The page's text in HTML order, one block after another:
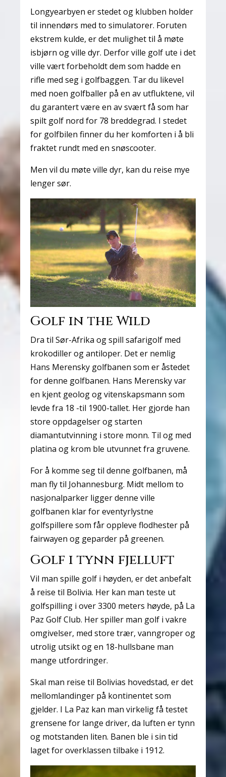
Longyearbyen er stedet og klubben holder
til innendørs med to simulatorer. Foruten
ekstrem kulde, er det mulighet til å møte
isbjørn og ville dyr. Derfor ville golf ute i det
ville vært forbeholdt dem som hadde en
rifle med seg i golfbaggen. Tar du likevel
med noen golfballer på en av utfluktene, vil
du garantert være en av svært få som har
spilt golf nord for 78 breddegrad. I stedet
for golfbilen finner du her komforten i å bli
fraktet rundt med en snøscooter.
Men vil du møte ville dyr, kan du reise mye
lenger sør.
Golf in the Wild
Dra til Sør-Afrika og spill safarigolf med
krokodiller og antiloper. Det er nemlig
Hans Merensky golfbanen som er åstedet
for denne golfbanen. Hans Merensky var
en kjent geolog og vitenskapsmann som
levde fra 18 -til 1900-tallet. Her gjorde han
store oppdagelser og starten
diamantutvinning i store monn. Til og med
platina og krom ble utvunnet fra gruvene.
For å komme seg til denne golfbanen, må
man fly til Johannesburg. Midt mellom to
nasjonalparker ligger denne ville
golfbanen klar for eventyrlystne
golfspillere som får oppleve flodhester på
fairwayen og geparder på greenen.
Golf i tynn fjelluft
Vil man spille golf i høyden, er det anbefalt
å reise til Bolivia. Her kan man teste ut
golfspilling i over 3300 meters høyde, på La
Paz Golf Club. Her spiller man golf i vakre
omgivelser, med store trær, vanngroper og
utrolig utsikt og en 18-hullsbane man
mange utfordringer.
Skal man reise til Bolivias hovedstad, er det
mellomlandinger på kontinentet som
gjelder. I La Paz kan man virkelig få testet
grensene for lange driver, da luften er tynn
og motstanden liten. Banen ble i sin tid
laget for overklassen tilbake i 1912.